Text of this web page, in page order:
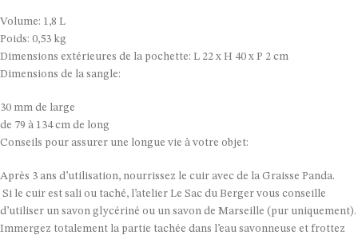
Volume: 1,8 L
Poids: 0,53 kg
Dimensions extérieures de la pochette: L 22 x H 40 x P 2 cm
Dimensions de la sangle:
30 mm de large
de 79 à 134 cm de long
Conseils pour assurer une longue vie à votre objet:
Après 3 ans d’utilisation, nourrissez le cuir avec de la Graisse Panda.
Si le cuir est sali ou taché, l’atelier Le Sac du Berger vous conseille
d’utiliser un savon glycériné ou un savon de Marseille (pur uniquement).
Immergez totalement la partie tachée dans l’eau savonneuse et frottez